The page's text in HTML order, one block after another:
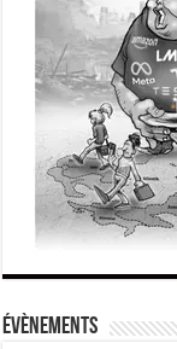
Évènements